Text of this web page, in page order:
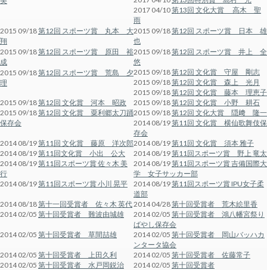
2017 04/10第13回 文化大賞 高木 聖
雨
2015 09/18第12回 スポーツ賞 丸本 大
翔
2015 09/18第12回 スポーツ賞 日本 雄
也
2015 09/18第12回 スポーツ賞 原田 裕
成
2015 09/18第12回 スポーツ賞 井上 全
悠
2015 09/18第12回 スポーツ賞 荒島 夕
理
2015 09/18第12回 文化賞 守屋 剛志
2015 09/18第12回 文化賞 森上 光月
2015 09/18第12回 文化賞 藤本 理恵子
2015 09/18第12回 文化賞 河本 昭政 2015 09/18第12回 文化賞 小野 耕石
2015 09/18第12回 文化賞 粟利郷太刀踊
保存会
2015 09/18第12回 文化大賞 隠﨑 隆一
2014 08/19第11回 文化賞 横仙歌舞伎保
存会
2014 08/19第11回 文化賞 藤原 洋次郎2014 08/19第11回 文化賞 須本 雅子
2014 08/19第11回文化賞 小出 公大 2014 08/19第11回スポーツ賞 野上 竜太
2014 08/19第11回スポーツ賞 佐々木 美
行
2014 08/19第11回スポーツ賞 吉備国際大
学 女子サッカー部
2014 08/19第11回スポーツ賞 小川 晃平 2014 08/19第11回スポーツ賞 IPU女子柔
道部
2014 08/18第十一回受賞者 佐々木 英代2014 04/28第十回受賞者 荒木絵里香
2014 02/05 第十回受賞者 難波由城雄 2014 02/05 第十回受賞者 鴻八幡宮祭り
ばやし保存会
2014 02/05 第十回受賞者 草間喆雄 2014 02/05 第十回受賞者 岡山バッハカ
ンタータ協会
2014 02/05 第十回受賞者 上田久利 2014 02/05 第十回受賞者 佐藤常子
2014 02/05 第十回受賞者 水戸岡鋭治 2014 02/05 第十回受賞者